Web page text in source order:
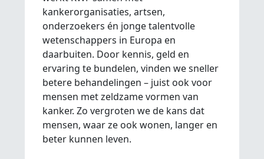
kankerorganisaties, artsen,
onderzoekers én jonge talentvolle
wetenschappers in Europa en
daarbuiten. Door kennis, geld en
ervaring te bundelen, vinden we sneller
betere behandelingen – juist ook voor
mensen met zeldzame vormen van
kanker. Zo vergroten we de kans dat
mensen, waar ze ook wonen, langer en
beter kunnen leven.